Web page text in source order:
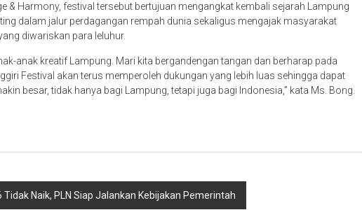
& Harmony, festival tersebut bertujuan mengangkat kembali sejarah Lampung
dalam jalur perdagangan rempah dunia sekaligus mengajak masyarakat
diwariskan para leluhur.
anak kreatif Lampung. Mari kita bergandengan tangan dan berharap pada
Festival akan terus memperoleh dukungan yang lebih luas sehingga dapat
besar, tidak hanya bagi Lampung, tetapi juga bagi Indonesia,” kata Ms. Bong.
Naik, PLN Siap Jalankan Kebijakan Pemerintah